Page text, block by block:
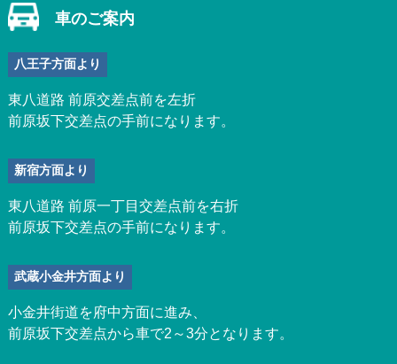
車のご案内
八王子方面より
東八道路 前原交差点前を左折
前原坂下交差点の手前になります。
新宿方面より
東八道路 前原一丁目交差点前を右折
前原坂下交差点の手前になります。
武蔵小金井方面より
小金井街道を府中方面に進み、
前原坂下交差点から車で2～3分となります。